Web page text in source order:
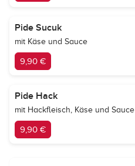
Pide Sucuk
mit Käse und Sauce
9,90 €
Pide Hack
mit Hackfleisch, Käse und Sauce
9,90 €